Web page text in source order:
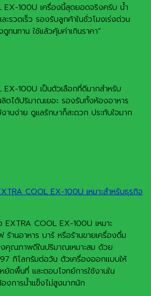
EX-100U เครื่องนี้สุดยอดจริงครับ น้ำ
ะรวดเร็ว รองรับลูกค้าในชั่วโมงเร่งด่วน
ทนทาน ใช้แล้วคุ้มค่าเกินราคา”
EX-100U เป็นตัวเลือกที่ดีมากสำหรับ
ตได้ปริมาณเยอะ รองรับทั้งห้องอาหาร
งานง่าย ดูแลรักษาก็สะดวก ประทับใจมาก
COOL EX-100U เหมาะสำหรับธุรกิจ
EXTRA COOL EX-100U เหมาะ
ร้านอาหาร บาร์ หรือร้านขายเครื่องดื่ม
คุณภาพดีในปริมาณเหมาะสม ด้วย
กิโลกรัมต่อวัน ตัวเครื่องออกแบบให้
ยัดพื้นที่ และตอบโจทย์การใช้งานใน
งการน้ำแข็งไม่สูงมากนัก